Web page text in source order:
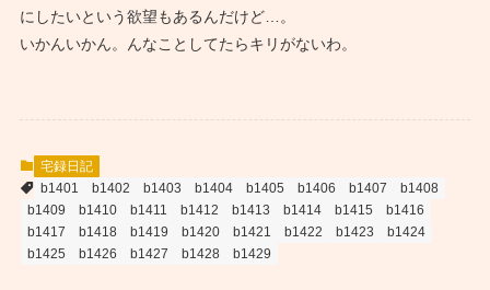
にしたいという欲望もあるんだけど…。
いかんいかん。んなことしてたらキリがないわ。
宅録日記
b1401
b1402 b1403 b1404 b1405 b1406 b1407
b1408
b1409
b1410 b1411 b1412 b1413 b1414 b1415
b1416
b1417
b1418 b1419 b1420 b1421 b1422 b1423
b1424
b1425
b1426 b1427 b1428 b1429